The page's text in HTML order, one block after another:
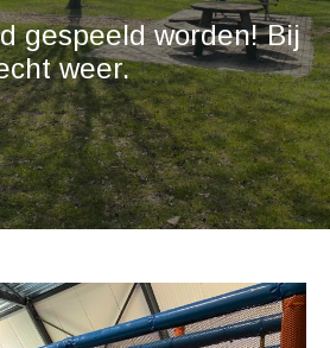
gespeeld worden! Bij
weer.